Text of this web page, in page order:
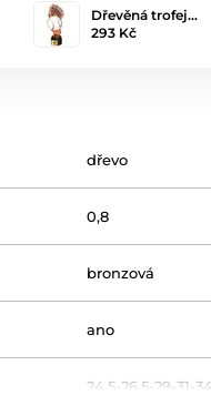
Dřevěná trofej…
293 Kč
dřevo
0,8
bronzová
ano
24,5-26,5-29-31-34